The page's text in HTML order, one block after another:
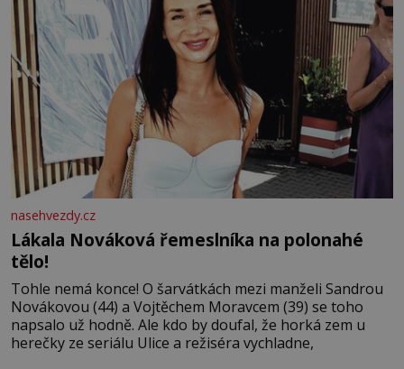
nasehvezdy.cz
Lákala Nováková řemeslníka na polonahé
tělo!
Tohle nemá konce! O šarvátkách mezi manželi Sandrou
Novákovou (44) a Vojtěchem Moravcem (39) se toho
napsalo už hodně. Ale kdo by doufal, že horká zem u
herečky ze seriálu Ulice a režiséra vychladne,